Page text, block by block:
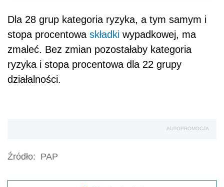
Dla 28 grup kategoria ryzyka, a tym samym i
stopa procentowa składki wypadkowej, ma
zmaleć. Bez zmian pozostałaby kategoria
ryzyka i stopa procentowa dla 22 grupy
działalności.
AUTOPROMOCJA
Źródło: PAP